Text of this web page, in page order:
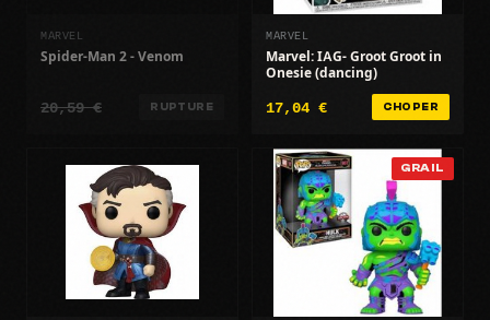
MARVEL
Spider-Man 2 - Venom
20,59 € RUPTURE
MARVEL
Marvel: IAG- Groot Groot in
Onesie (dancing)
17,04 € CHOPER
GRAIL